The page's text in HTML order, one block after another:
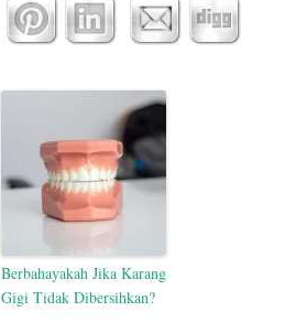
Berbahayakah Jika Karang
Gigi Tidak Dibersihkan?